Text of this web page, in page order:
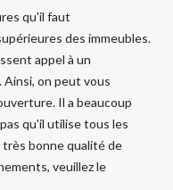
qu'il faut
des immeubles.
appel à un
on peut vous
Il a beaucoup
qu'il utilise tous les
bonne qualité de
veuillez le